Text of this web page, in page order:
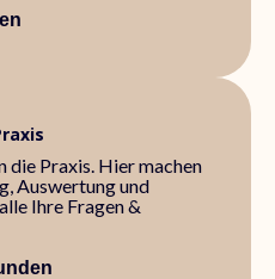
die Praxis. Hier machen
Auswertung und
Ihre Fragen &